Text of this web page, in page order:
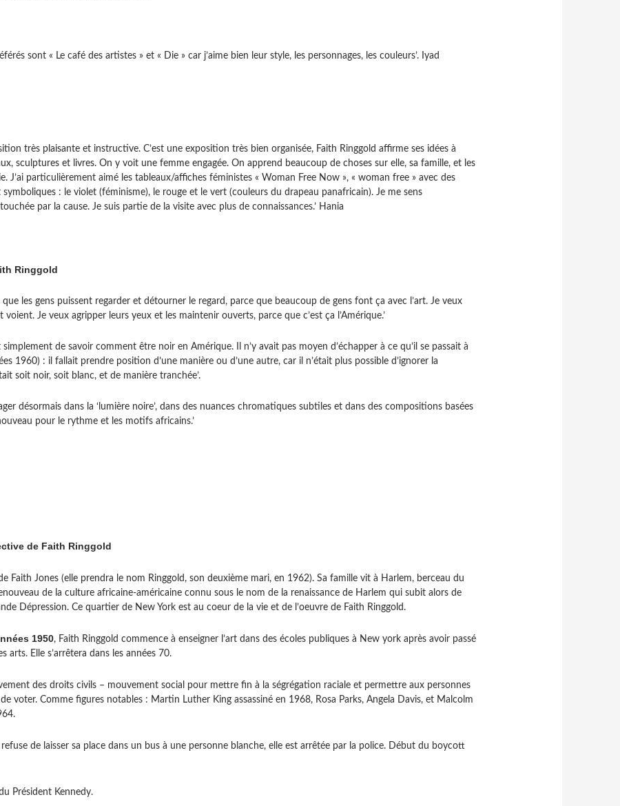
sont « Le café des artistes » et « Die » car j’aime bien leur style, les personnages, les couleurs’. Iyad
très plaisante et instructive. C’est une exposition très bien organisée, Faith Ringgold affirme ses idées à
sculptures et livres. On y voit une femme engagée. On apprend beaucoup de choses sur elle, sa famille, et les
J’ai particulièrement aimé les tableaux/affiches féministes « Woman Free Now », « woman free » avec des
: le violet (féminisme), le rouge et le vert (couleurs du drapeau panafricain). Je me sens
par la cause. Je suis partie de la visite avec plus de connaissances.’ Hania
Ringgold
que les gens puissent regarder et détourner le regard, parce que beaucoup de gens font ça avec l’art. Je veux
voient. Je veux agripper leurs yeux et les maintenir ouverts, parce que c’est ça l’Amérique.’
simplement de savoir comment être noir en Amérique. Il n’y avait pas moyen d’échapper à ce qu’il se passait à
1960) : il fallait prendre position d’une manière ou d’une autre, car il n’était plus possible d’ignorer la
soit noir, soit blanc, et de manière tranchée’.
désormais dans la ‘lumière noire’, dans des nuances chromatiques subtiles et dans des compositions basées
pour le rythme et les motifs africains.’
de Faith Ringgold
Faith Jones (elle prendra le nom Ringgold, son deuxième mari, en 1962). Sa famille vit à Harlem, berceau du
de la culture africaine-américaine connu sous le nom de la renaissance de Harlem qui subit alors de
Dépression. Ce quartier de New York est au coeur de la vie et de l’oeuvre de Faith Ringgold.
1950, Faith Ringgold commence à enseigner l’art dans des écoles publiques à New york après avoir passé
arts. Elle s’arrêtera dans les années 70.
des droits civils – mouvement social pour mettre fin à la ségrégation raciale et permettre aux personnes
voter. Comme figures notables : Martin Luther King assassiné en 1968, Rosa Parks, Angela Davis, et Malcolm
refuse de laisser sa place dans un bus à une personne blanche, elle est arrêtée par la police. Début du boycott
Président Kennedy.